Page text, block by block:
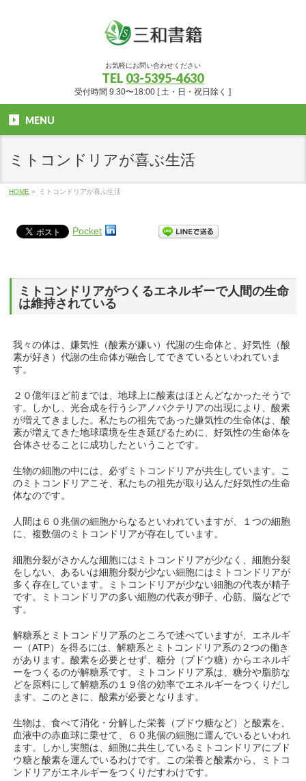
お気軽にお問い合わせください
TEL 03-5395-4630
受付時間 9:30〜18:00 [ 土・日・祝日除く ]
MENU
ミトコンドリアが喜ぶ生活
HOME » ミトコンドリアが喜ぶ生活
Pocket
ミトコンドリアがつくるエネルギーで人間の生命
は維持されている
我々の体は、嫌気性（酸素が嫌い）代謝の生命体と、好気性（酸
素が好き）代謝の生命体が融合してできているといわれていま
す。
２０億年ほど前までは、地球上に酸素はほとんどなかったそうで
す。しかし、光合成を行うシアノバクテリアの出現により、酸素
が増えてきました。私たちの祖先であった嫌気性の生命体は、酸
素が増えてきた地球環境を生き延びるために、好気性の生命体を
合体させることに成功したということです。
生物の細胞の中には、必ずミトコンドリアが共生しています。こ
のミトコンドリアこそ、私たちの祖先が取り込んだ好気性の生命
体なのです。
人間は６０兆個の細胞からなるといわれていますが、１つの細胞
に、複数個のミトコンドリアが存在しています。
細胞分裂がさかんな細胞にはミトコンドリアが少なく、細胞分裂
をしない、あるいは細胞分裂が少ない細胞にはミトコンドリアが
多く存在しています。ミトコンドリアが少ない細胞の代表が精子
です。ミトコンドリアの多い細胞の代表が卵子、心筋、脳などで
す。
解糖系とミトコンドリア系のところで述べていますが、エネルギ
ー（ATP）を得るには、解糖系とミトコンドリア系の２つの働き
があります。酸素を必要とせず、糖分（ブドウ糖）からエネルギ
ーをつくるのが解糖系です。ミトコンドリア系は、糖分や脂肪な
どを原料にして解糖系の１９倍の効率でエネルギーをつくりだし
ます。このときに、酸素が必要となります。
生物は、食べて消化・分解した栄養（ブドウ糖など）と酸素を、
血液中の赤血球に乗せて、６０兆個の細胞に運んでいるといわれ
ます。しかし実態は、細胞に共生しているミトコンドリアにブド
ウ糖と酸素を運んでいるわけです。この栄養と酸素から、ミトコ
ンドリアがエネルギーをつくりだすわけです。